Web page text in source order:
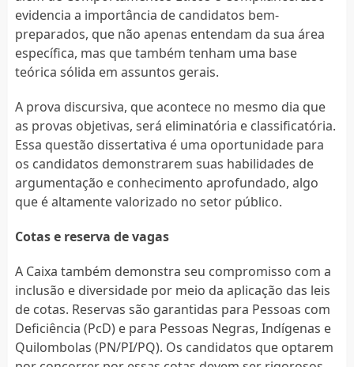
evidencia a importância de candidatos bem-
preparados, que não apenas entendam da sua área
específica, mas que também tenham uma base
teórica sólida em assuntos gerais.
A prova discursiva, que acontece no mesmo dia que
as provas objetivas, será eliminatória e classificatória.
Essa questão dissertativa é uma oportunidade para
os candidatos demonstrarem suas habilidades de
argumentação e conhecimento aprofundado, algo
que é altamente valorizado no setor público.
Cotas e reserva de vagas
A Caixa também demonstra seu compromisso com a
inclusão e diversidade por meio da aplicação das leis
de cotas. Reservas são garantidas para Pessoas com
Deficiência (PcD) e para Pessoas Negras, Indígenas e
Quilombolas (PN/PI/PQ). Os candidatos que optarem